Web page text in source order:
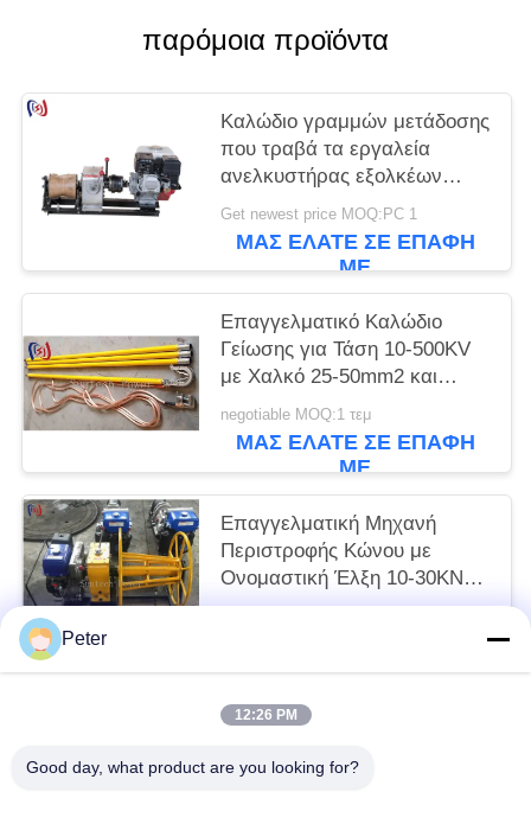
παρόμοια προϊόντα
Καλώδιο γραμμών μετάδοσης
που τραβά τα εργαλεία
ανελκυστήρας εξολκέων
βαρούλκων καλωδίων 5
τόνου
Get newest price MOQ:PC 1
ΜΑΣ ΕΛΆΤΕ ΣΕ ΕΠΑΦΉ
ΜΕ
Επαγγελματικό Καλώδιο
Γείωσης για Τάση 10-500KV
με Χαλκό 25-50mm2 και
Συνολικό Μήκος 1000-
5500mm για Ασφαλή
Ηλεκτρική Γείωση
negotiable MOQ:1 τεμ
ΜΑΣ ΕΛΆΤΕ ΣΕ ΕΠΑΦΉ
ΜΕ
Επαγγελματική Μηχανή
Περιστροφής Κώνου με
Ονομαστική Έλξη 10-30KN
Βενζινοκίνητη για
ΜΕ
Peter
12:26 PM
Good day, what product are you looking for?